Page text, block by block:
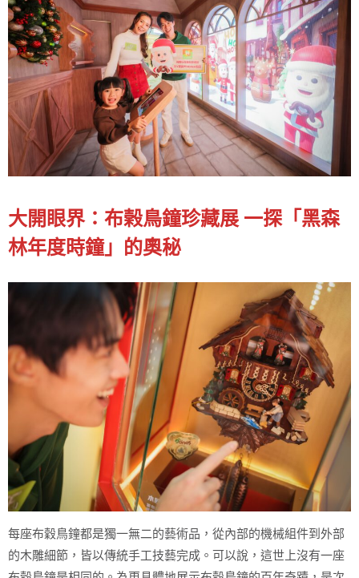
大開眼界：布榖鳥鐘珍藏展 一探「黑森
林年度時鐘」的奧秘
每座布穀鳥鐘都是獨一無二的藝術品，從內部的機械組件到外部
的木雕細節，皆以傳統手工技藝完成。可以說，這世上沒有一座